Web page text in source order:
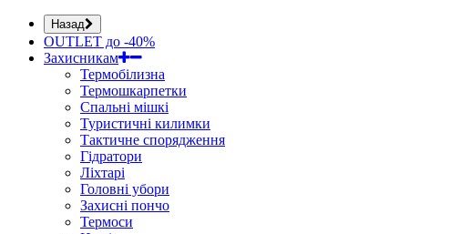
Назад
OUTLET до -40%
Захисникам
Термобілизна
Термошкарпетки
Спальні мішкі
Туристичні килимки
Тактичне спорядження
Гідратори
Ліхтарі
Головні убори
Захисні пончо
Термоси